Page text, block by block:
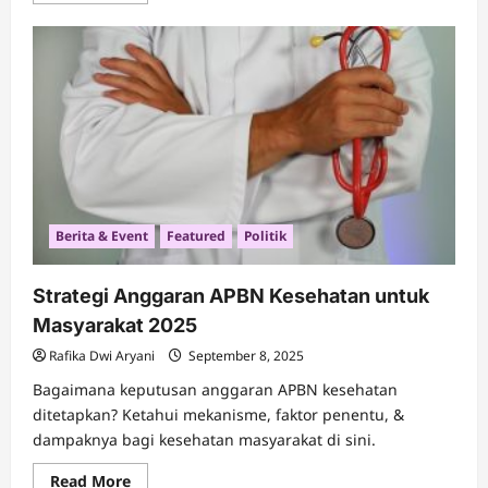
Kenali
Apa
Itu
Gas
Air
Mata
Dan
Cara
Mengatasinya
Berita & Event Featured Politik
Strategi Anggaran APBN Kesehatan untuk
Masyarakat 2025
Rafika Dwi Aryani September 8, 2025
Bagaimana keputusan anggaran APBN kesehatan
ditetapkan? Ketahui mekanisme, faktor penentu, &
dampaknya bagi kesehatan masyarakat di sini.
Read MoreRead